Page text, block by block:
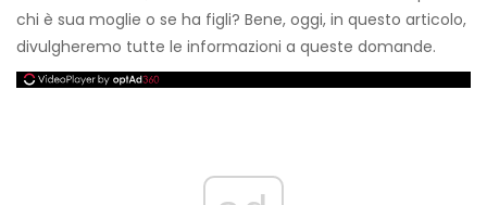
chi è sua moglie o se ha figli? Bene, oggi, in questo articolo,
divulgheremo tutte le informazioni a queste domande.